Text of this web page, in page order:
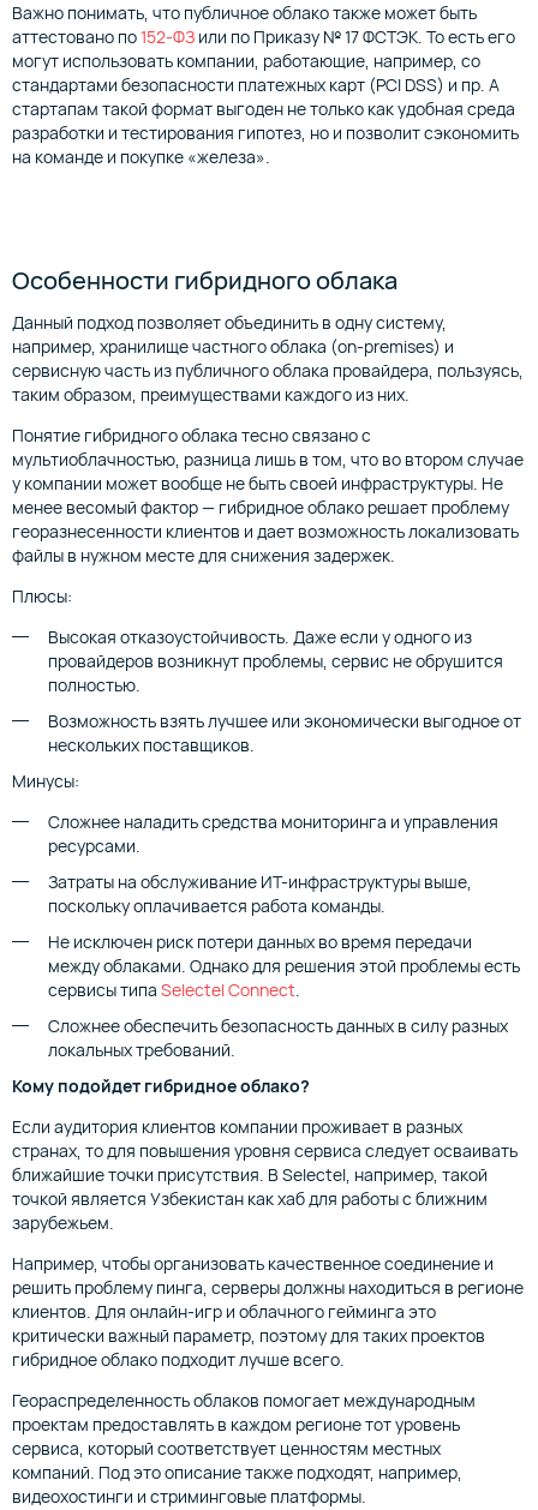
Важно понимать, что публичное облако также может быть
аттестовано по152-ФЗ или по Приказу № 17 ФСТЭК. То есть его
могут использовать компании, работающие, например, со
стандартами безопасности платежных карт (PCI DSS) и пр. А
стартапам такой формат выгоден не только как удобная среда
разработки и тестирования гипотез, но и позволит сэкономить
на команде и покупке «железа».
Особенности гибридного облака
Данный подход позволяет объединить в одну систему,
например, хранилище частного облака (on-premises) и
сервисную часть из публичного облака провайдера, пользуясь,
таким образом, преимуществами каждого из них.
Понятие гибридного облака тесно связано с
мультиоблачностью, разница лишь в том, что во втором случае
у компании может вообще не быть своей инфраструктуры. Не
менее весомый фактор — гибридное облако решает проблему
георазнесенности клиентов и дает возможность локализовать
файлы в нужном месте для снижения задержек.
Плюсы:
Высокая отказоустойчивость. Даже если у одного из
провайдеров возникнут проблемы, сервис не обрушится
полностью.
Возможность взять лучшее или экономически выгодное от
нескольких поставщиков.
Минусы:
Сложнее наладить средства мониторинга и управления
ресурсами.
Затраты на обслуживание ИТ-инфраструктуры выше,
поскольку оплачивается работа команды.
Не исключен риск потери данных во время передачи
между облаками. Однако для решения этой проблемы есть
сервисы типа Selectel Connect.
Сложнее обеспечить безопасность данных в силу разных
локальных требований.
Кому подойдет гибридное облако?
Если аудитория клиентов компании проживает в разных
странах, то для повышения уровня сервиса следует осваивать
ближайшие точки присутствия. В Selectel, например, такой
точкой является Узбекистан как хаб для работы с ближним
зарубежьем.
Например, чтобы организовать качественное соединение и
решить проблему пинга, серверы должны находиться в регионе
клиентов. Для онлайн-игр и облачного гейминга это
критически важный параметр, поэтому для таких проектов
гибридное облако подходит лучше всего.
Геораспределенность облаков помогает международным
проектам предоставлять в каждом регионе тот уровень
сервиса, который соответствует ценностям местных
компаний. Под это описание также подходят, например,
видеохостинги и стриминговые платформы.